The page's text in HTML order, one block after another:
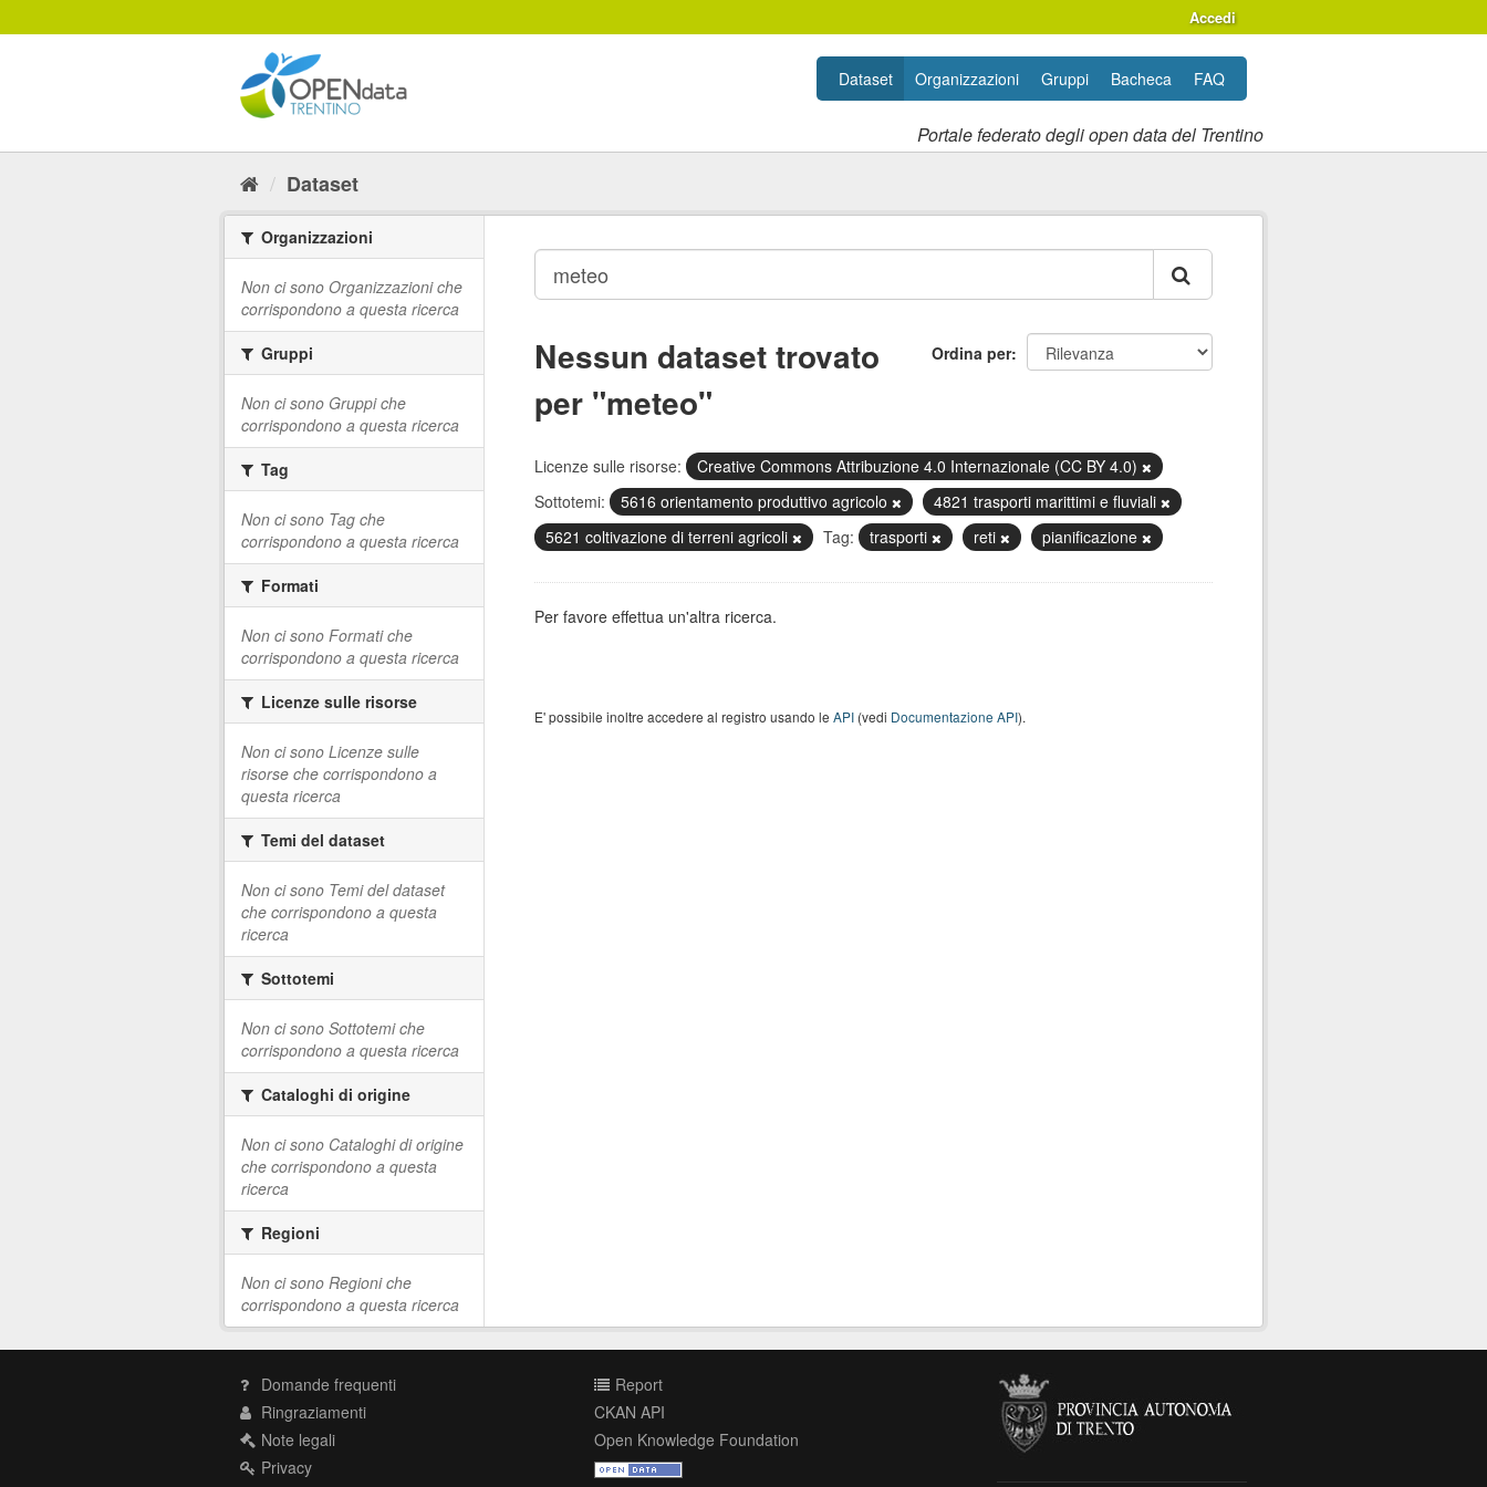
al
Accedi
Portale federato degli open data del Trentino
Dataset Organizzazioni Gruppi Bacheca FAQ
Dataset
Organizzazioni
Non ci sono Organizzazioni che
corrispondono a questa ricerca
Gruppi
Non ci sono Gruppi che
corrispondono a questa ricerca
Tag
Non ci sono Tag che
corrispondono a questa ricerca
Formati
Non ci sono Formati che
corrispondono a questa ricerca
Licenze sulle risorse
Non ci sono Licenze sulle
risorse che corrispondono a
questa ricerca
Temi del dataset
Non ci sono Temi del dataset
che corrispondono a questa
ricerca
Sottotemi
Non ci sono Sottotemi che
corrispondono a questa ricerca
Cataloghi di origine
Non ci sono Cataloghi di origine
che corrispondono a questa
ricerca
Regioni
Non ci sono Regioni che
corrispondono a questa ricerca
Ordina per
Nessun dataset trovato
per "meteo"
Licenze sulle risorse:
Creative Commons Attribuzione 4.0 Internazionale (CC BY 4.0)
Sottotemi:
5616 orientamento produttivo agricolo
4821 trasporti marittimi e fluviali
5621 coltivazione di terreni agricoli
Tag: trasporti reti pianificazione
Per favore effettua un'altra ricerca.
E' possibile inoltre accedere al registro usando le API(vedi Documentazione API).
Domande frequenti
Ringraziamenti
Note legali
Privacy
Report
CKAN API
Open Knowledge Foundation